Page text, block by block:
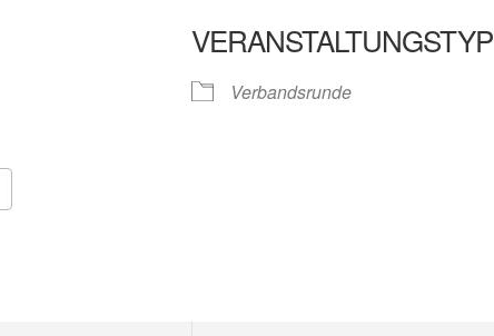
VERANSTALTUNGSTYP
Verbandsrunde